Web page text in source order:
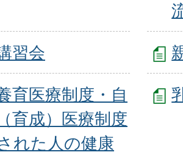
習会
育医療制度・自
育成）医療制度
れた人の健康